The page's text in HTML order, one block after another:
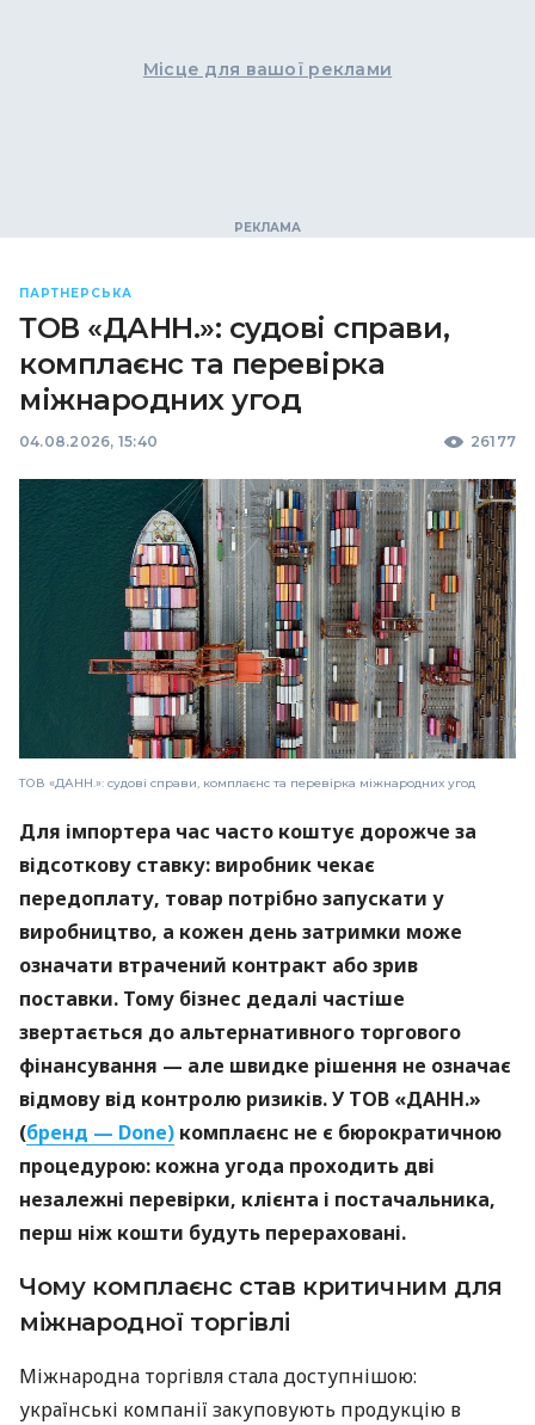
Місце для вашої реклами
ПАРТНЕРСЬКА
ТОВ «ДАНН.»: судові справи,
комплаєнс та перевірка
міжнародних угод
04.08.2026, 15:40 26177
ТОВ «ДАНН.»: судові справи, комплаєнс та перевірка міжнародних угод
Для імпортера час часто коштує дорожче за
відсоткову ставку: виробник чекає
передоплату, товар потрібно запускати у
виробництво, а кожен день затримки може
означати втрачений контракт або зрив
поставки. Тому бізнес дедалі частіше
звертається до альтернативного торгового
фінансування — але швидке рішення не означає
відмову від контролю ризиків. У ТОВ «ДАНН.»
(бренд — Done) комплаєнс не є бюрократичною
процедурою: кожна угода проходить дві
незалежні перевірки, клієнта і постачальника,
перш ніж кошти будуть перераховані.
Чому комплаєнс став критичним для
міжнародної торгівлі
Міжнародна торгівля стала доступнішою:
українські компанії закуповують продукцію в